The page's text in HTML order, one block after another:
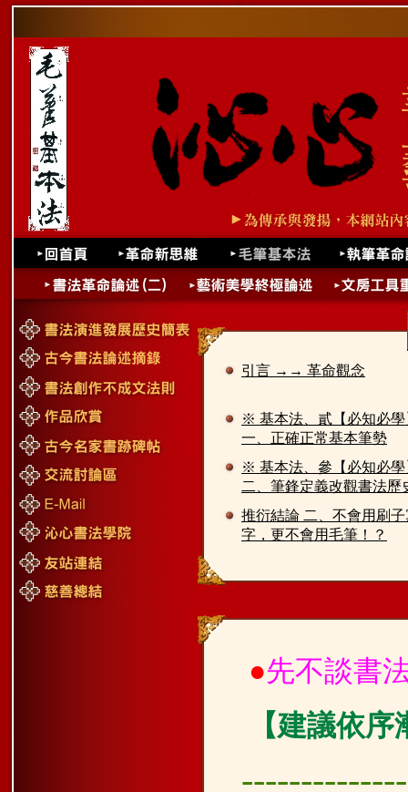
引言 →→ 革命觀念
※ 基本法、貳【必知必學
一、正確正常基本筆勢
※ 基本法、參【必知必學
二、筆鋒定義改觀書法歷
推衍結論 二、不會用刷子
字，更不會用毛筆！？
●先不談書
【建議依